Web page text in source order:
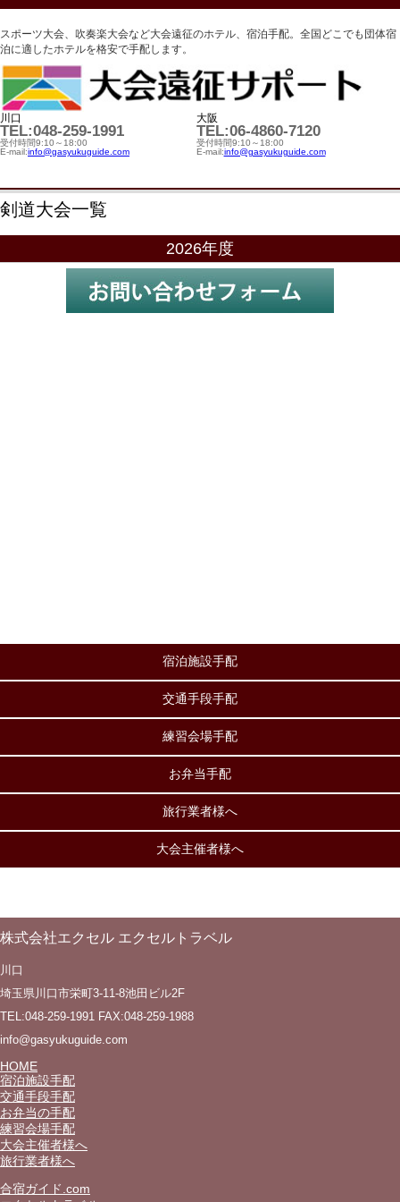
スポーツ大会、吹奏楽大会など大会遠征のホテル、宿泊手配。全国どこでも団体宿
泊に適したホテルを格安で手配します。
川口
TEL:048-259-1991
受付時間9:10～18:00
E-mail:info@gasyukuguide.com
大阪
TEL:06-4860-7120
受付時間9:10～18:00
E-mail:info@gasyukuguide.com
剣道大会一覧
2026年度
宿泊施設手配
交通手段手配
練習会場手配
お弁当手配
旅行業者様へ
大会主催者様へ
株式会社エクセル エクセルトラベル
川口
埼玉県川口市栄町3-11-8池田ビル2F
TEL:048-259-1991 FAX:048-259-1988
info@gasyukuguide.com
HOME
宿泊施設手配
交通手段手配
お弁当の手配
練習会場手配
大会主催者様へ
旅行業者様へ
合宿ガイド.com